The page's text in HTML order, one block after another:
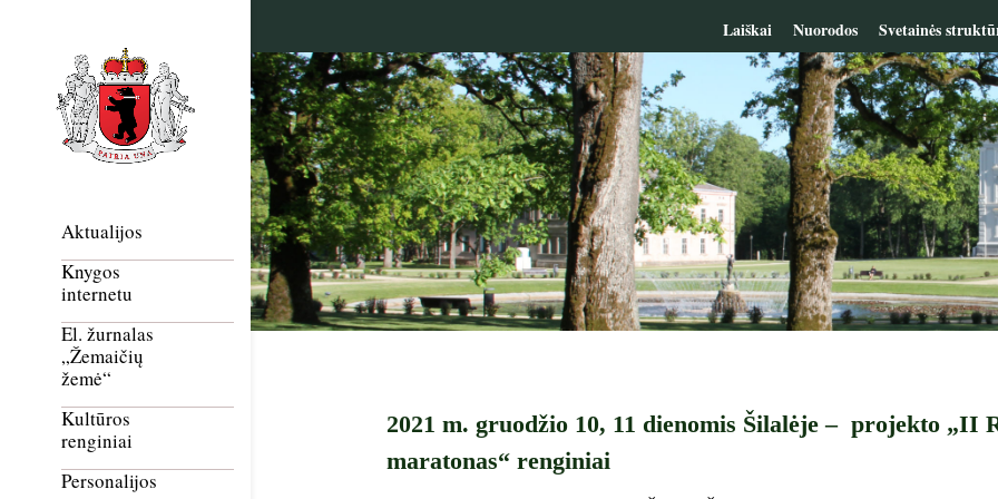
Laiškai Nuorodos Svetainės
Aktualijos
Knygos
internetu
El. žurnalas
„Žemaičių
žemė“
Kultūros
renginiai
Personalijos
2021 m. gruodžio 10, 11 dienomis Šilalėje – projekto „II
maratonas“ renginiai